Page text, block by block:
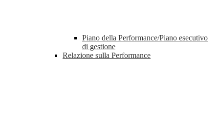
Piano della Performance/Piano esecutivo
di gestione
Relazione sulla Performance